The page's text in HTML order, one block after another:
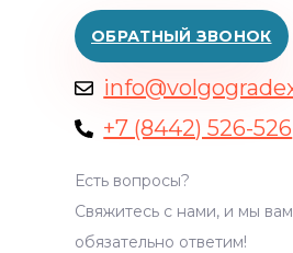
ОБРАТНЫЙ ЗВОНОК
+7 (8442) 526-526
Есть вопросы?
Свяжитесь с нами, и мы вам
обязательно ответим!